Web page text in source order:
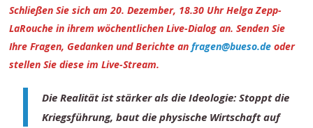
Schließen Sie sich am 20. Dezember, 18.30 Uhr Helga Zepp-
LaRouche in ihrem wöchentlichen Live-Dialog an. Senden Sie
Ihre Fragen, Gedanken und Berichte anfragen@bueso.de oder
stellen Sie diese im Live-Stream.
Die Realität ist stärker als die Ideologie: Stoppt die
Kriegsführung, baut die physische Wirtschaft auf